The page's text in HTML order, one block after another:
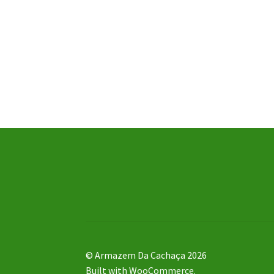
© Armazem Da Cachaça 2026
Built with WooCommerce.